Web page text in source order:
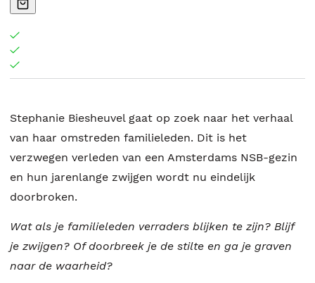
Stephanie Biesheuvel gaat op zoek naar het verhaal
van haar omstreden familieleden. Dit is het
verzwegen verleden van een Amsterdams NSB-gezin
en hun jarenlange zwijgen wordt nu eindelijk
doorbroken.
Wat als je familieleden verraders blijken te zijn? Blijf
je zwijgen? Of doorbreek je de stilte en ga je graven
naar de waarheid?